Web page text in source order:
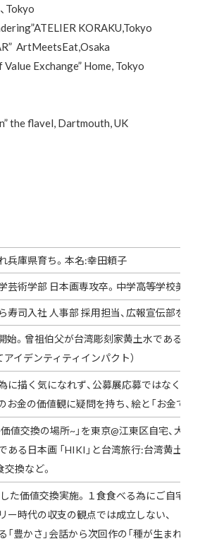
、Tokyo
KORAKU,Tokyo
ArtMeetsEat,Osaka
Exchange” Home, Tokyo
the flavel, Dartmouth, UK
兵庫県育ち。本名:幸田頼子
芸術学部 日本画専攻卒。中学高等学校美術
寿司入社 人事部 採用担当、広報宣伝部を
始。曾祖伯父が台湾彫刻家黄土水であるこ
アイデンティティインパクト）
に描く気になれず、公募展応募ではなくま
お金の価値観に疑問を持ち、絵と「お金で
値交換の場所~」を東京@江東区自宅、大阪
ある日本画 「HIKI」と台湾旅行:台湾黄土水
換など。
た価値交換実施。１食食べる為にご自宅
ー時代の収支の観点では成立しない、
「豊かさ」会話から次回作の「種が生まれる